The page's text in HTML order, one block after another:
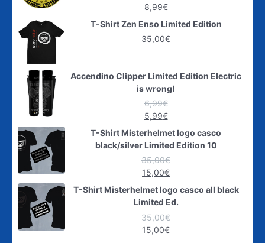
8,99€
T-Shirt Zen Enso Limited Edition
35,00€
Accendino Clipper Limited Edition Electric
is wrong!
6,99€
5,99€
T-Shirt Misterhelmet logo casco
black/silver Limited Edition 10
35,00€
15,00€
T-Shirt Misterhelmet logo casco all black
Limited Ed.
35,00€
15,00€